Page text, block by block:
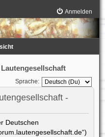
Anmelden
Sprache:
-
Deutschen